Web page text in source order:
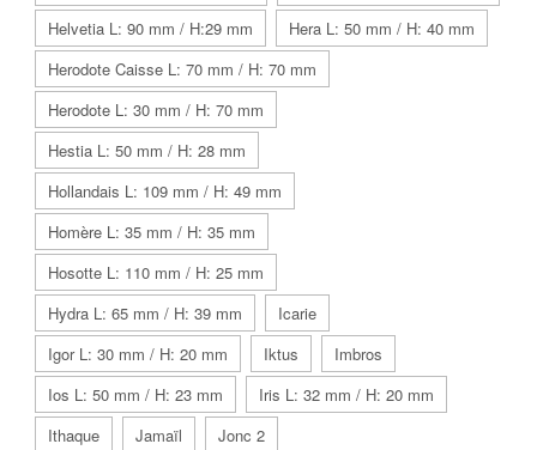
Helvetia L: 90 mm / H:29 mm
Hera L: 50 mm / H: 40 mm
Herodote Caisse L: 70 mm / H: 70 mm
Herodote L: 30 mm / H: 70 mm
Hestia L: 50 mm / H: 28 mm
Hollandais L: 109 mm / H: 49 mm
Homère L: 35 mm / H: 35 mm
Hosotte L: 110 mm / H: 25 mm
Hydra L: 65 mm / H: 39 mm
Icarie
Igor L: 30 mm / H: 20 mm
Iktus
Imbros
Ios L: 50 mm / H: 23 mm
Iris L: 32 mm / H: 20 mm
Ithaque
Jamaïl Jonc 2